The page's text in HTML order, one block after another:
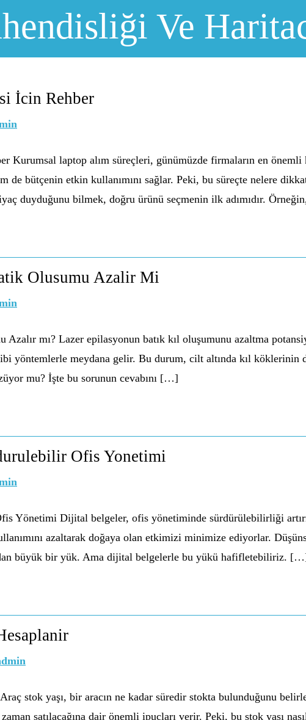
Ve
İcin Rehber
Kurumsal laptop alım süreçleri, günümüzde firmaların en
de bütçenin etkin kullanımını sağlar. Peki, bu süreçte nelere
duyduğunu bilmek, doğru ürünü seçmenin ilk adımıdır.
Olusumu Azalir Mi
Azalır mı? Lazer epilasyonun batık kıl oluşumunu azaltma
yöntemlerle meydana gelir. Bu durum, cilt altında kıl köklerinin
mu? İşte bu sorunun cevabını […]
Ofis Yonetimi
Yönetimi Dijital belgeler, ofis yönetiminde sürdürülebilirliği
azaltarak doğaya olan etkimizi minimize ediyorlar.
büyük bir yük. Ama dijital belgelerle bu yükü hafifletebiliriz.
Araç stok yaşı, bir aracın ne kadar süredir stokta bulunduğunu
satılacağına dair önemli ipuçları verir. Peki, bu stok yaşı